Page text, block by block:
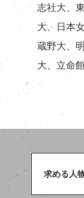
志社大、
大、日本
蔵野大、
大、立命
求める人